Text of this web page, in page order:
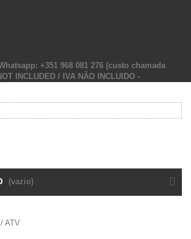
+351 968 081 276 (custo chamada
INCLUDED / IVA NÃO INCLUIDO -
(vazio)
ATV